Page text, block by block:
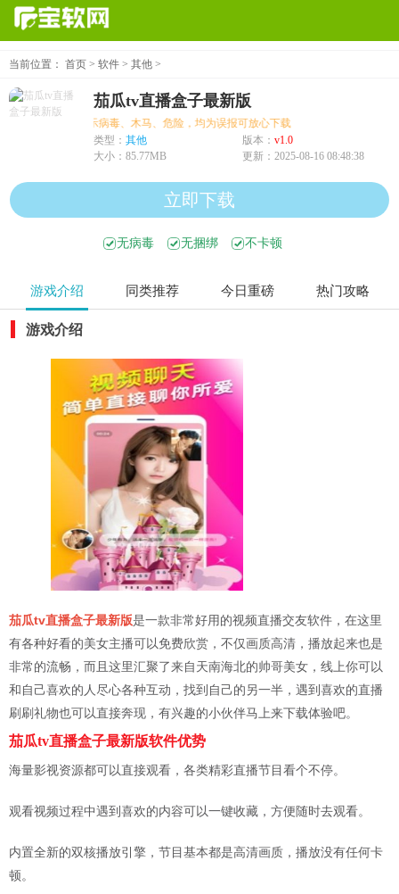
当前位置： 首页 > 软件 > 其他 >
茄瓜tv直播盒子最新版
个别机型提示病毒、木马、危险，均为误报可放心下载
类型： 其他 版本： v1.0
大小： 85.77MB 更新： 2025-08-16 08:48:38
立即下载
无病毒 无捆绑 不卡顿
游戏介绍 同类推荐 今日重磅 热门攻略
游戏介绍
茄瓜tv直播盒子最新版是一款非常好用的视频直播交友软件，在这里
有各种好看的美女主播可以免费欣赏，不仅画质高清，播放起来也是
非常的流畅，而且这里汇聚了来自天南海北的帅哥美女，线上你可以
和自己喜欢的人尽心各种互动，找到自己的另一半，遇到喜欢的直播
刷刷礼物也可以直接奔现，有兴趣的小伙伴马上来下载体验吧。
茄瓜tv直播盒子最新版软件优势
海量影视资源都可以直接观看，各类精彩直播节目看个不停。
观看视频过程中遇到喜欢的内容可以一键收藏，方便随时去观看。
内置全新的双核播放引擎，节目基本都是高清画质，播放没有任何卡
顿。